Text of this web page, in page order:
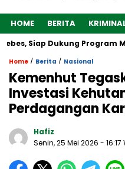
HOME BERITA
Siap Dukung Program
Home / Berita / Nasional
Kemenhut
Investasi
Perdagangan
Hafiz
Senin, 25 Mei 2026 - 16:17